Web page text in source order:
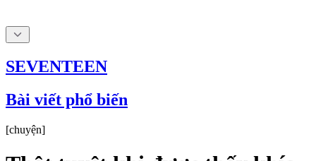
SEVENTEEN
Bài viết phổ biến
[chuyện]